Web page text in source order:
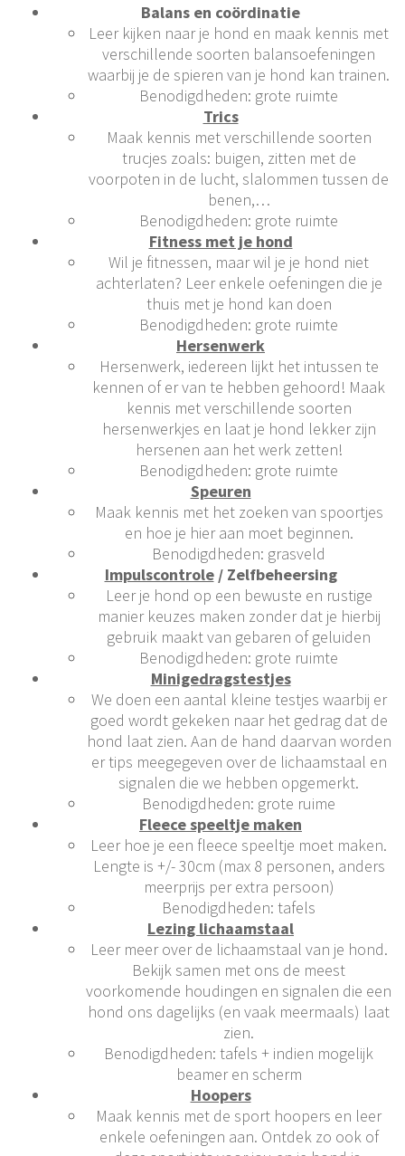
Balans en coördinatie
Leer kijken naar je hond en maak kennis met
verschillende soorten balansoefeningen
waarbij je de spieren van je hond kan trainen.
Benodigdheden: grote ruimte
Trics
Maak kennis met verschillende soorten
trucjes zoals: buigen, zitten met de
voorpoten in de lucht, slalommen tussen de
benen,…
Benodigdheden: grote ruimte
Fitness met je hond
Wil je fitnessen, maar wil je je hond niet
achterlaten? Leer enkele oefeningen die je
thuis met je hond kan doen
Benodigdheden: grote ruimte
Hersenwerk
Hersenwerk, iedereen lijkt het intussen te
kennen of er van te hebben gehoord! Maak
kennis met verschillende soorten
hersenwerkjes en laat je hond lekker zijn
hersenen aan het werk zetten!
Benodigdheden: grote ruimte
Speuren
Maak kennis met het zoeken van spoortjes
en hoe je hier aan moet beginnen.
Benodigdheden: grasveld
Impulscontrole/ Zelfbeheersing
Leer je hond op een bewuste en rustige
manier keuzes maken zonder dat je hierbij
gebruik maakt van gebaren of geluiden
Benodigdheden: grote ruimte
Minigedragstestjes
We doen een aantal kleine testjes waarbij er
goed wordt gekeken naar het gedrag dat de
hond laat zien. Aan de hand daarvan worden
er tips meegegeven over de lichaamstaal en
signalen die we hebben opgemerkt.
Benodigdheden: grote ruime
Fleece speeltje maken
Leer hoe je een fleece speeltje moet maken.
Lengte is +/- 30cm (max 8 personen, anders
meerprijs per extra persoon)
Benodigdheden: tafels
Lezing lichaamstaal
Leer meer over de lichaamstaal van je hond.
Bekijk samen met ons de meest
voorkomende houdingen en signalen die een
hond ons dagelijks (en vaak meermaals) laat
zien.
Benodigdheden: tafels + indien mogelijk
beamer en scherm
Hoopers
Maak kennis met de sport hoopers en leer
enkele oefeningen aan. Ontdek zo ook of